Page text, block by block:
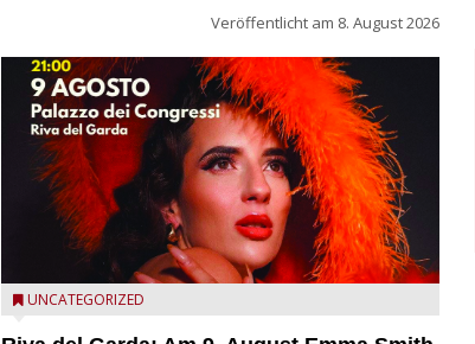
Veröffentlicht am 8. August 2026
Riva del Garda - Emma Smith zu Gast beim Garda Jazz
UNCATEGORIZED